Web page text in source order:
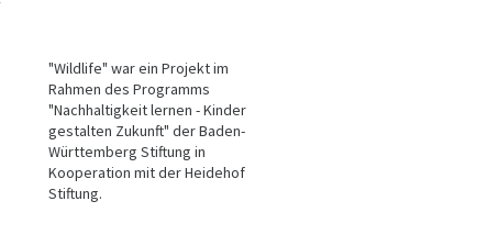
"Wildlife" war ein Projekt im
Rahmen des Programms
"Nachhaltigkeit lernen - Kinder
gestalten Zukunft" der Baden-
Württemberg Stiftung in
Kooperation mit der Heidehof
Stiftung.